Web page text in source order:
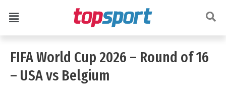
FIFA World Cup 2026 – Round of 16
– USA vs Belgium